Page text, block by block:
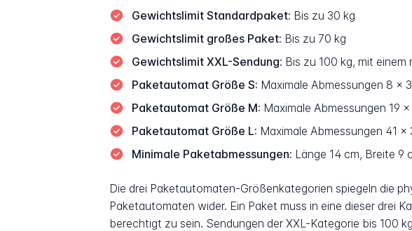
Gewichtslimit Standardpaket: Bis zu 30 kg
Gewichtslimit großes Paket: Bis zu 70 kg
Gewichtslimit XXL-Sendung: Bis zu 100 kg, mit
Paketautomat Größe S: Maximale Abmessungen 8 x
Paketautomat Größe M: Maximale Abmessungen 19
Paketautomat Größe L: Maximale Abmessungen 41
Minimale Paketabmessungen: Länge 14 cm, Breite 9
Die drei Paketautomaten-Größenkategorien spiegeln die
Paketautomaten wider. Ein Paket muss in eine dieser drei
berechtigt zu sein. Sendungen der XXL-Kategorie bis 100